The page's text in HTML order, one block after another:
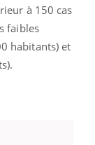
à 150 cas
faibles
habitants) et